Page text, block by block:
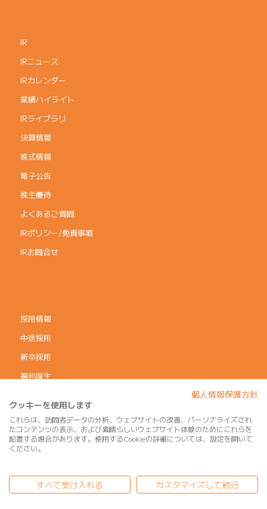
IR
IRニュース
IRカレンダー
業績ハイライト
IRライブラリ
決算情報
株式情報
電子公告
株主優待
よくあるご質問
IRポリシー/免責事項
IRお問合せ
採用情報
中途採用
新卒採用
福利厚生
個人情報保護方針
利用規約
サイトマップ
個人情報保護方針
クッキーを使用します
これらは、訪問者データの分析、ウェブサイトの改善、パーソナライズされ
たコンテンツの表示、および素晴らしいウェブサイト体験のためにこれらを
配置する場合があります。使用するCookieの詳細については、設定を開いて
ください。
すべて受け入れる カスタマイズして続行